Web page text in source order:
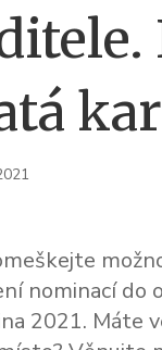
nominací
2021. Máte